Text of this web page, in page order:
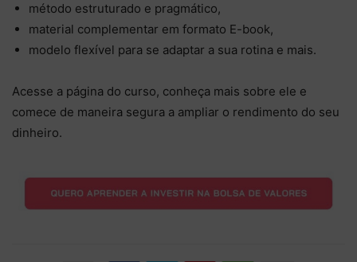
método estruturado e pragmático,
material complementar em formato E-book,
modelo flexível para se adaptar a sua rotina e mais.
Acesse a página do curso, conheça mais sobre ele e
comece de maneira segura a ampliar o rendimento do seu
dinheiro.